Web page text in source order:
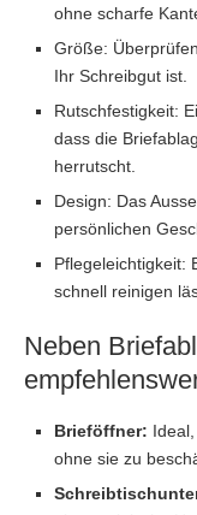
ohne scharfe
Größe:
Ihr Schreibgut ist.
Rutschfestigkeit:
dass die
herrutscht.
Design: Das
persönlichen
Pflegeleichtigkeit:
schnell reinigen
Neben
Brieföffner:
ohne sie zu